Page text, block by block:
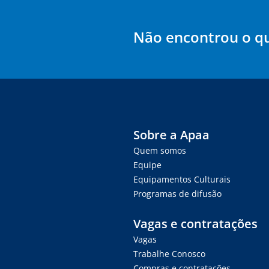
Não encontrou o
Sobre a Apaa
Quem somos
Equipe
Equipamentos Culturais
Programas de difusão
Vagas e contratações
Vagas
Trabalhe Conosco